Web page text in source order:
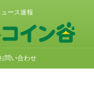
ース速報
問い合わせ